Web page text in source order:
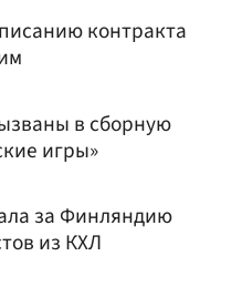
контракта
в сборную
игры»
за Финляндию
из КХЛ